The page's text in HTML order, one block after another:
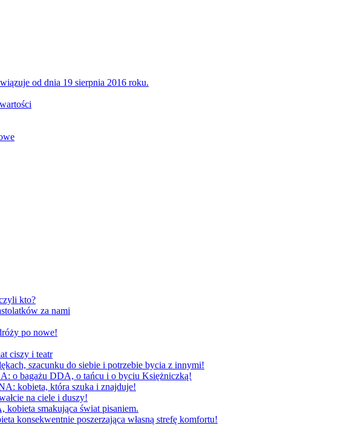
od dnia 19 sierpnia 2016 roku.
kto?
za nami
po nowe!
ciszy i teatr
szacunku do siebie i potrzebie bycia z innymi!
bagażu DDA, o tańcu i o byciu Księżniczką!
kobieta, która szuka i znajduje!
na ciele i duszy!
smakująca świat pisaniem.
poszerzająca własną strefę komfortu!